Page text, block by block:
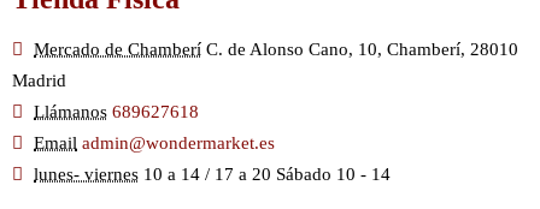
Mercado de Chamberí C. de Alonso Cano, 10, Chamberí, 28010
Madrid
Llámanos 689627618
Email admin@wondermarket.es
lunes- viernes 10 a 14 / 17 a 20 Sábado 10 - 14